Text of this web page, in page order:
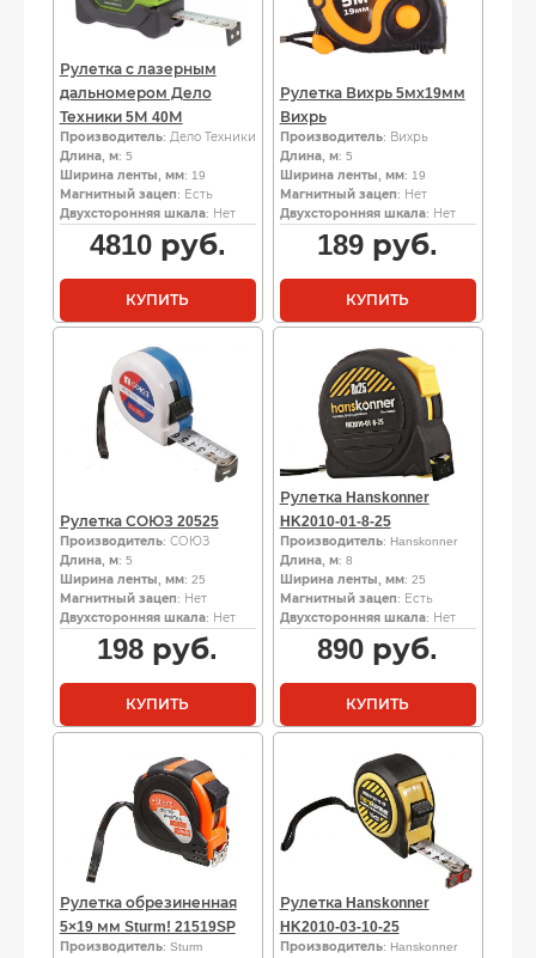
Рулетка с лазерным
дальномером Дело
Техники 5М 40М
Производитель: Дело Техники
Длина, м: 5
Ширина ленты, мм: 19
Магнитный зацеп: Есть
Двухсторонняя шкала: Нет
4810руб.
КУПИТЬ
Рулетка Вихрь 5мх19мм
Вихрь
Производитель: Вихрь
Длина, м: 5
Ширина ленты, мм: 19
Магнитный зацеп: Нет
Двухсторонняя шкала: Нет
189 руб.
КУПИТЬ
Рулетка СОЮЗ 20525
Производитель: СОЮЗ
Длина, м: 5
Ширина ленты, мм: 25
Магнитный зацеп: Нет
Двухсторонняя шкала: Нет
198 руб.
КУПИТЬ
Рулетка Hanskonner
HK2010-01-8-25
Производитель: Hanskonner
Длина, м: 8
Ширина ленты, мм: 25
Магнитный зацеп: Есть
Двухсторонняя шкала: Нет
890 руб.
КУПИТЬ
Рулетка обрезиненная
5×19 мм Sturm! 21519SP
Производитель: Sturm
Рулетка Hanskonner
HK2010-03-10-25
Производитель: Hanskonner